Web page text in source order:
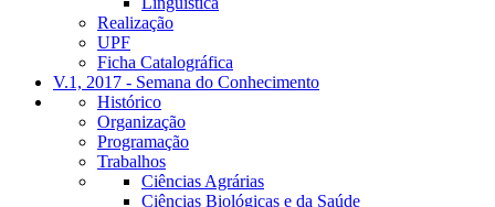
Realização
UPF
Ficha Catalográfica
V.1, 2017 - Semana do Conhecimento
Histórico
Organização
Programação
Trabalhos
Ciências Agrárias
Ciências Biológicas e da Saúde